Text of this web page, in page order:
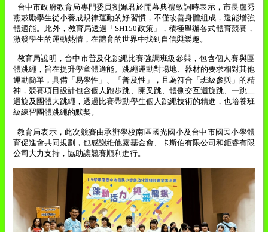
台中市政府教育局專門委員劉姵君於開幕典禮致詞時表示，市長盧秀
燕鼓勵學生從小養成規律運動的好習慣，不僅改善身體組成，還能增強
體適能。此外，教育局透過「SH150政策」，積極舉辦各式體育競賽，
激發學生的運動熱情，在體育的世界中找到自信與樂趣。
教育局說明，台中市普及化跳繩比賽強調班級參與，包含個人賽與團
體跳繩，旨在提升學童體適能。跳繩運動對場地、器材的要求相對其他
運動簡單，具備「易學性」、「普及性」，且為符合「班級參與」的精
神，競賽項目設計包含個人跑步跳、開叉跳、體側交互迴旋跳、一跳二
迴旋及團體大跳繩，透過比賽帶動學生個人跳繩技術的精進，也培養班
級練習團體跳繩的默契。
教育局表示，此次競賽由承辦學校南區國光國小及台中市國民小學體
育促進會共同規劃，也感謝維他露基金會、卡斯伯有限公司和鉅睿有限
公司大力支持，協助讓競賽順利進行。